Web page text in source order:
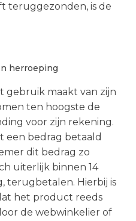
teruggezonden, is de
herroeping
gebruik maakt van zijn
ten hoogste de
voor zijn rekening.
een bedrag betaald
dit bedrag zo
uiterlijk binnen 14
terugbetalen. Hierbij is
het product reeds
de webwinkelier of